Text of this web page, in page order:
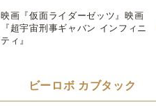
映画『仮面ライダーゼッツ』映画
『超宇宙刑事ギャバン インフィニ
ティ』
ビーロボ カブタック